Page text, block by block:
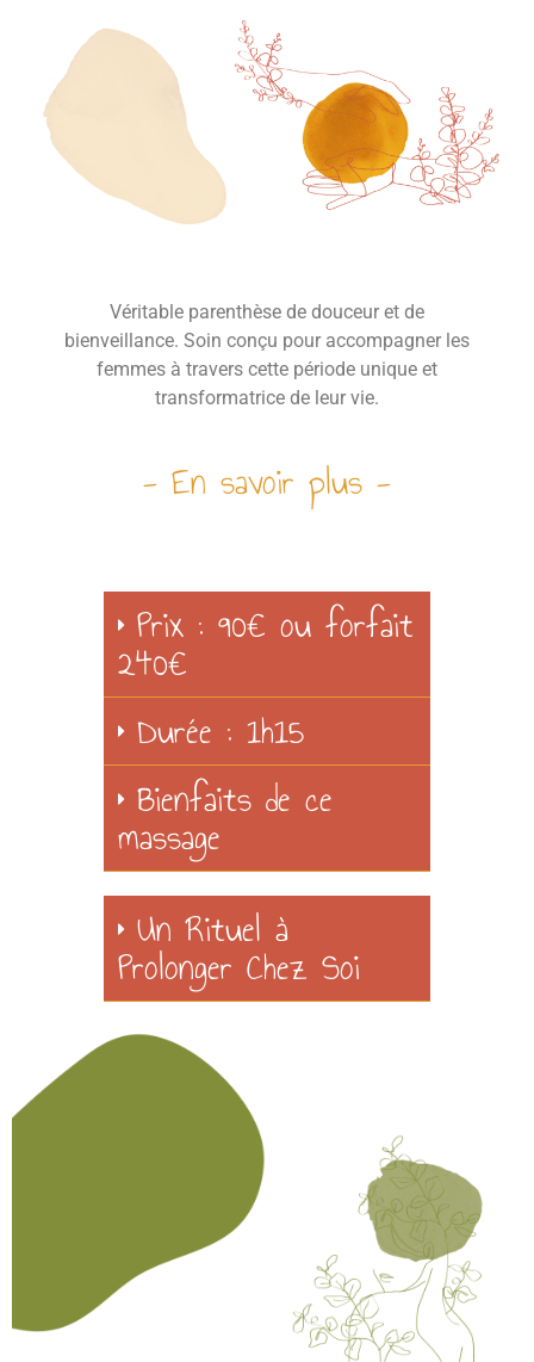
Véritable parenthèse de douceur et de
bienveillance. Soin conçu pour accompagner les
femmes à travers cette période unique et
transformatrice de leur vie.
- En savoir plus -
Prix : 90€ ou forfait
240€
Durée : 1h15
Bienfaits de ce
massage
Un Rituel à
Prolonger Chez Soi